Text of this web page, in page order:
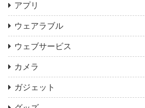
アプリ
ウェアラブル
ウェブサービス
カメラ
ガジェット